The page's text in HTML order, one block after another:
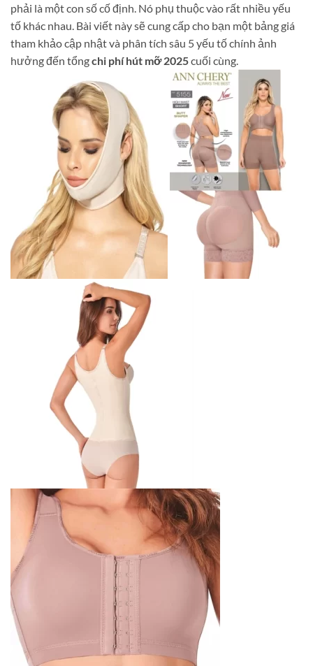
phải là một con số cố định. Nó phụ thuộc vào rất nhiều yếu
tố khác nhau. Bài viết này sẽ cung cấp cho bạn một bảng giá
tham khảo cập nhật và phân tích sâu 5 yếu tố chính ảnh
hưởng đến tổngchi phí hút mỡ 2025cuối cùng.